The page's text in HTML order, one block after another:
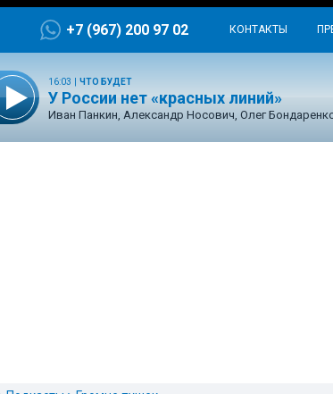
+7 (967) 200 97 02 КОНТАКТЫ
16:03 ЧТО БУДЕТ
У России нет «красных линий»
Иван Панкин, Александр Носович, Олег